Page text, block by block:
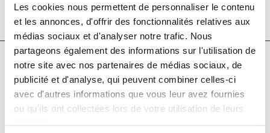
Les cookies nous permettent de personnaliser le contenu
et les annonces, d'offrir des fonctionnalités relatives aux
médias sociaux et d'analyser notre trafic. Nous
partageons également des informations sur l'utilisation de
notre site avec nos partenaires de médias sociaux, de
publicité et d'analyse, qui peuvent combiner celles-ci
avec d'autres informations que vous leur avez fournies
ou qu'ils ont collectées lors de votre utilisation de leurs
Auteurs
Djamila Aroune, Farid Libdiri, Sophie Leboucher,